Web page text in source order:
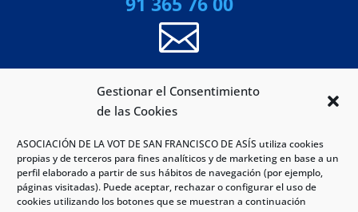
Gestionar el Consentimiento
de las Cookies
ASOCIACIÓN DE LA VOT DE SAN FRANCISCO DE ASÍS utiliza cookies
propias y de terceros para fines analíticos y de marketing en base a un
perfil elaborado a partir de sus hábitos de navegación (por ejemplo,
páginas visitadas). Puede aceptar, rechazar o configurar el uso de
cookies utilizando los botones que se muestran a continuación

EMAIL
info@hospitalvot.org
